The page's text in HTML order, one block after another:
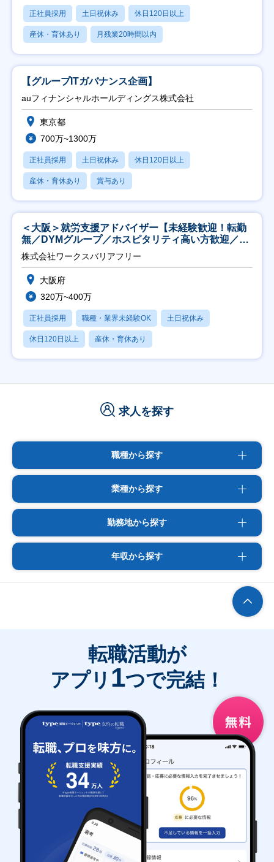
正社員採用 土日祝休み 休日120日以上
産休・育休あり 月残業20時間以内
【グループITガバナンス企画】
auフィナンシャルホールディングス株式会社
東京都
700万~1300万
正社員採用 土日祝休み 休日120日以上
産休・育休あり 賞与あり
＜大阪＞就労支援アドバイザー【未経験歓迎！転勤
無／DYMグループ／ホスピタリティ高い方歓迎／土
日祝】
株式会社ワークスバリアフリー
大阪府
320万~400万
正社員採用 職種・業界未経験OK 土日祝休み
休日120日以上 産休・育休あり
求人を探す
職種から探す
業種から探す
勤務地から探す
年収から探す
転職活動が
アプリ 1つで完結！